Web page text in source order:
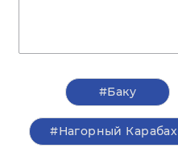
#Баку
#Нагорный Карабах